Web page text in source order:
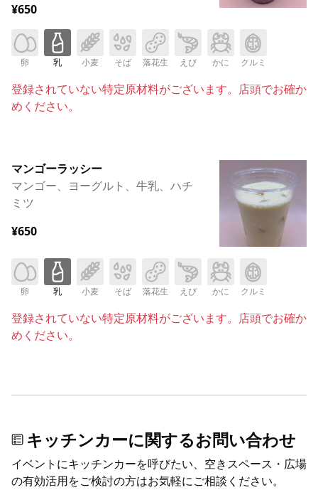
¥650
卵 乳 小麦 そば 落花生 えび かに クルミ
登録されていない特定原材料がございます。店頭でお確か
めください。
マンゴーラッシー
マンゴー、ヨーグルト、牛乳、ハチ
ミツ
¥650
卵 乳 小麦 そば 落花生 えび かに クルミ
登録されていない特定原材料がございます。店頭でお確か
めください。
キッチンカーに関するお問い合わせ
イベントにキッチンカーを呼びたい、空きスペース・広場
の有効活用をご検討の方はお気軽にご相談ください。